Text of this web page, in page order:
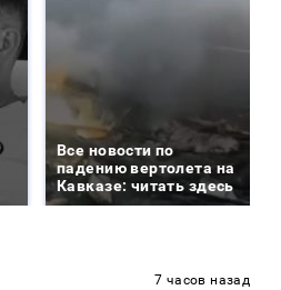
Все новости по
падению вертолета на
Кавказе: читать здесь
7 часов назад